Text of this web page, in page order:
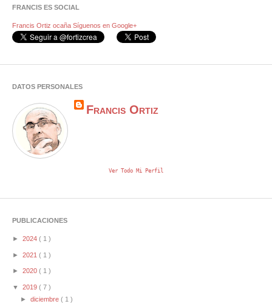
FRANCIS ES SOCIAL
Francis Ortiz ocaña Síguenos en Google+
DATOS PERSONALES
Francis Ortiz
Ver Todo Mi Perfil
PUBLICACIONES
► 2024 ( 1 )
► 2021 ( 1 )
► 2020 ( 1 )
▼ 2019 ( 7 )
►diciembre( 1 )